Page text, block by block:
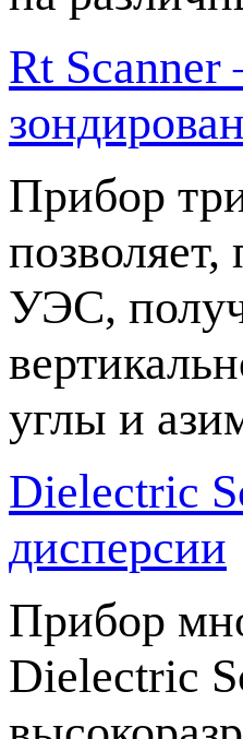
Rt Scanner
Прибор
УЭС,
углы и
Dielectric
дисперсии
Прибор
Dielectric